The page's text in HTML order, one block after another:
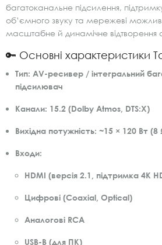
багатоканальне підсилення,
об’ємного звуку та мережеві
масштабне й динамічне відтворення
🔑 Основні характеристики
Тип: AV-ресивер / інтегральний
підсилювач
Канали: 15.2 (Dolby Atmos, DTS:X)
Вихідна потужність: ~15 × 120 Вт
Входи:
HDMI (версія 2.1, підтримка 4K
Цифрові (Coaxial, Optical)
Аналогові RCA
USB-B (для ПК)